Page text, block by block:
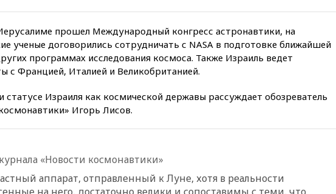
12:51Россия планирует
безвизовые турпоездки для
Вьетнама
12:36 Экспорт растворимого
12:30
Российские войска
Анискино в Харьковской
ограничения на доступ детей
в соцсети
прошел Международный конгресс астронавтики, на
ученые договорились сотрудничать с NASA в подготовке ближайшей
программах исследования космоса. Также Израиль ведет
с Францией, Италией и Великобританией.
статусе Израиля как космической державы рассуждает обозреватель
Игорь Лисов.
«Новости космонавтики»
аппарат, отправленный к Луне, хотя в реальности
на него, достаточно велики и сопоставимы с теми, что